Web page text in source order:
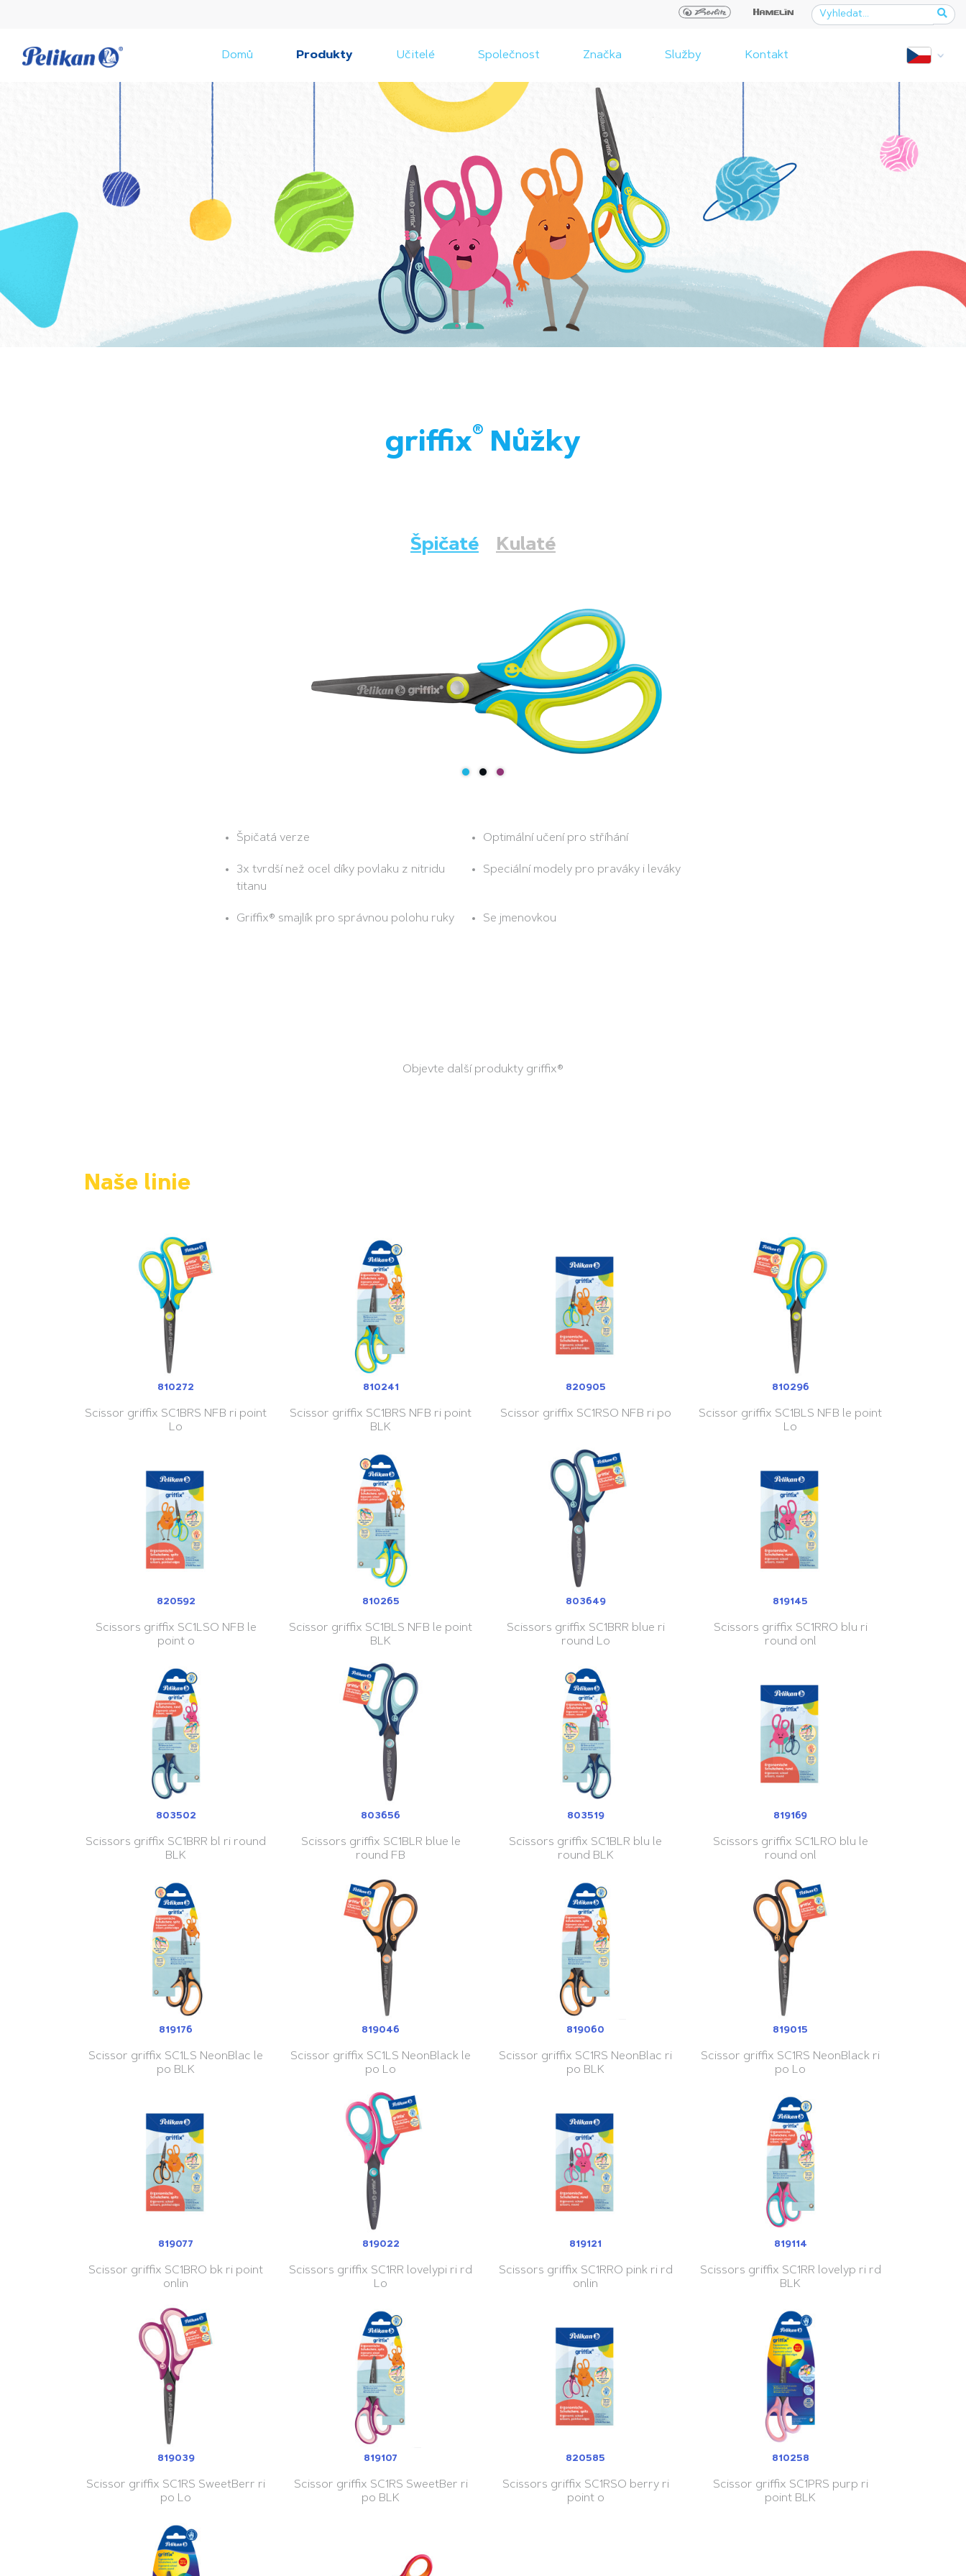
Domů Produkty Učitelé Společnost Značka Služby Kontakt
griffix® Nůžky
Špičaté Kulaté
Špičatá verze Optimální učení pro stříhání
3x tvrdší než ocel díky povlaku z nitridu
titanu
Speciální modely pro praváky i leváky
Griffix® smajlík pro správnou polohu ruky Se jmenovkou
Objevte další produkty griffix®
Naše linie
810272
Scissor griffix SC1BRS NFB ri point
Lo
810241
Scissor griffix SC1BRS NFB ri point
BLK
820905
Scissor griffix SC1RSO NFB ri po
810296
Scissor griffix SC1BLS NFB le point
Lo
820592
Scissors griffix SC1LSO NFB le
point o
810265
Scissor griffix SC1BLS NFB le point
BLK
803649
Scissors griffix SC1BRR blue ri
round Lo
819145
Scissors griffix SC1RRO blu ri
round onl
803502
Scissors griffix SC1BRR bl ri round
BLK
803656
Scissors griffix SC1BLR blue le
round FB
803519
Scissors griffix SC1BLR blu le
round BLK
819169
Scissors griffix SC1LRO blu le
round onl
819176
Scissor griffix SC1LS NeonBlac le
po BLK
819046
Scissor griffix SC1LS NeonBlack le
po Lo
819060
Scissor griffix SC1RS NeonBlac ri
po BLK
819015
Scissor griffix SC1RS NeonBlack ri
po Lo
819077
Scissor griffix SC1BRO bk ri point
onlin
819022
Scissors griffix SC1RR lovelypi ri rd
Lo
819121
Scissors griffix SC1RRO pink ri rd
onlin
819114
Scissors griffix SC1RR lovelyp ri rd
BLK
819039
Scissor griffix SC1RS SweetBerr ri
po Lo
819107
Scissor griffix SC1RS SweetBer ri
po BLK
820585
Scissors griffix SC1RSO berry ri
point o
810258
Scissor griffix SC1PRS purp ri
point BLK